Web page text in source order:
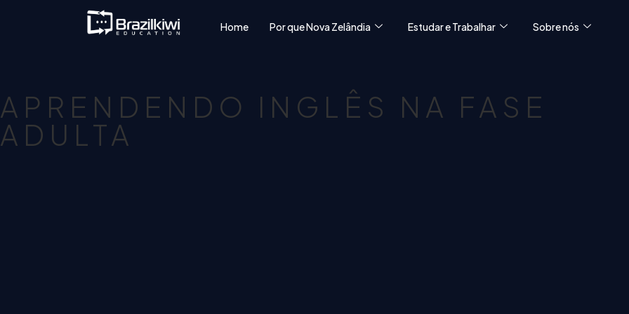
Home Por que Nova Zelândia Estudar e Trabalhar Sobre nós
APRENDENDO INGLÊS NA FASE
ADULTA